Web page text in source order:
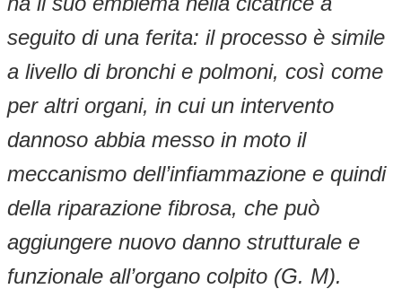
seguito di una ferita: il processo è simile
a livello di bronchi e polmoni, così come
per altri organi, in cui un intervento
dannoso abbia messo in moto il
meccanismo dell’infiammazione e quindi
della riparazione fibrosa, che può
aggiungere nuovo danno strutturale e
funzionale all’organo colpito (G. M).